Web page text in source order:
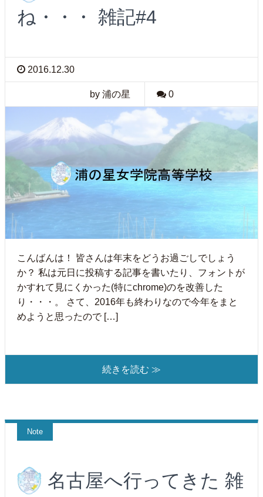
ね・・・ 雑記#4
2016.12.30
by 浦の星 0
こんばんは！ 皆さんは年末をどうお過ごしでしょう
か？ 私は元日に投稿する記事を書いたり、フォントが
かすれて見にくかった(特にchrome)のを改善した
り・・・。 さて、2016年も終わりなので今年をまと
めようと思ったので […]
続きを読む ≫
Note
名古屋へ行ってきた 雑